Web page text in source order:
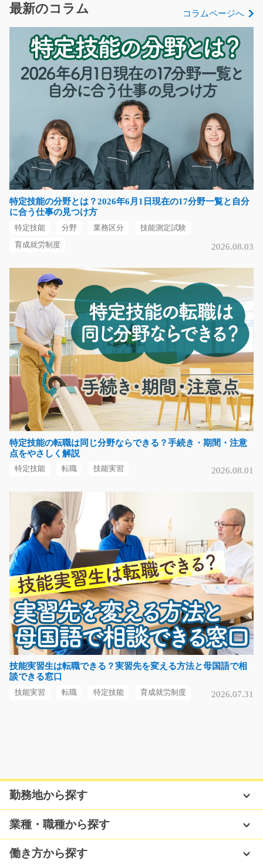
てボタンを一回押す…
時給1150円～
栃木県宇都宮市
気になる
小型部品の機械OP/g01_02054
＼かんたんモクモク作業／ 化学製品の原料を機械に投入
してボタンをポチ…
長期（3ヶ月以上）
時給1250円
岐阜県大垣市
プラスチック製品の組立/g01_01919
【大手企業で安心】 カンタン作業♪ひたすらモクモクと
組み立てるお仕事♪ 1…
長期（3ヶ月以上）
時給1200円
岐阜県関市
気になる
(駅チカ案件)放熱シートの検査作業/t03_00223
嬉しい駅チカ☆人気案件☆モクモク作業が好きな方必見♪
切手サイズのシートを…
長期（3ヶ月以上）
時給1000円～
熊本県玉名市
気になる
半導体部品の包装や検品のお仕事/y08_01010
急募
久しぶりの募集☆キレイな働きやすい環境で働いてみま
せんか？半導体部品を…
長期（3ヶ月以上）
事務スタッフ/y04_00653
パソコンでのデータ入力や電話・メール対応を中心とし
た一般事務のお仕事…
長期（3ヶ月以上）
最新のコラム コラムページへ
特定技能の分野とは？2026年6月1日現在の17分野一覧と自分
に合う仕事の見つけ方
特定技能 分野 業務区分 技能測定試験
育成就労制度 2026.08.03
特定技能の転職は同じ分野ならできる？手続き・期間・注意
点をやさしく解説
特定技能 転職 技能実習 2026.08.01
技能実習生は転職できる？実習先を変える方法と母国語で相
談できる窓口
技能実習 転職 特定技能 育成就労制度 2026.07.31
勤務地から探す
業種・職種から探す
働き方から探す